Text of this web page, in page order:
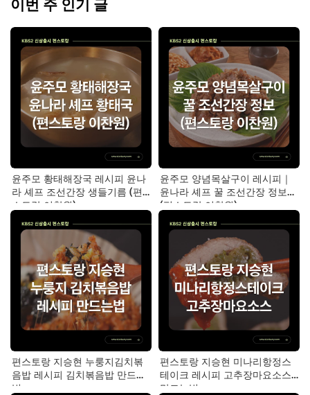
이번 주 인기 글
윤주모 황태해장국 레시피 윤나
라 셰프 조선간장 생들기름 (편
스토랑 이찬원)
윤주모 양념목살구이 레시피｜
윤나라 셰프 꿀 조선간장 정보
(편스토랑 이찬원)
편스토랑 지승현 누룽지김치볶
음밥 레시피 김치볶음밥 만드는
법
편스토랑 지승현 미나리항정스
테이크 레시피 고추장마요소스
만드는법